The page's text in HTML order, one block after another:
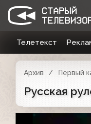
Телетекст
Архив Первый
Русская